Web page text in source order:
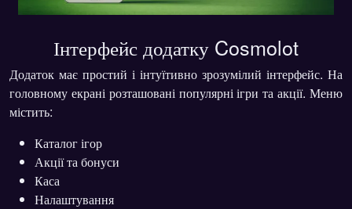
Інтерфейс додатку Cosmolot
Додаток має простий і інтуїтивно зрозумілий інтерфейс. На
головному екрані розташовані популярні ігри та акції. Меню
містить:
Каталог ігор
Акції та бонуси
Каса
Налаштування